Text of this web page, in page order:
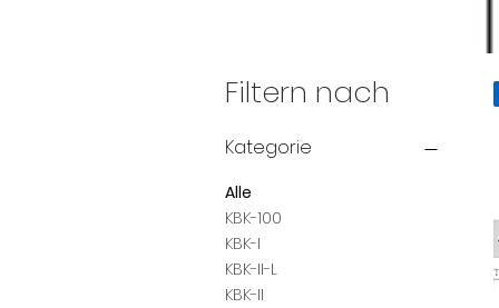
Filtern nach
Kategorie
Alle
KBK-100
KBK-I
KBK-II-L
KBK-II